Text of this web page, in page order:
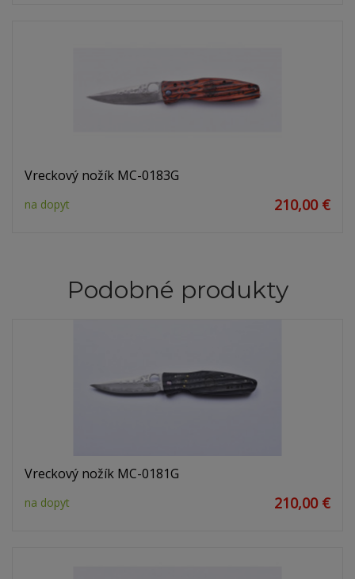
Vreckový nožík MC-0183G
na dopyt 210,00 €
Podobné produkty
Vreckový nožík MC-0181G
na dopyt 210,00 €